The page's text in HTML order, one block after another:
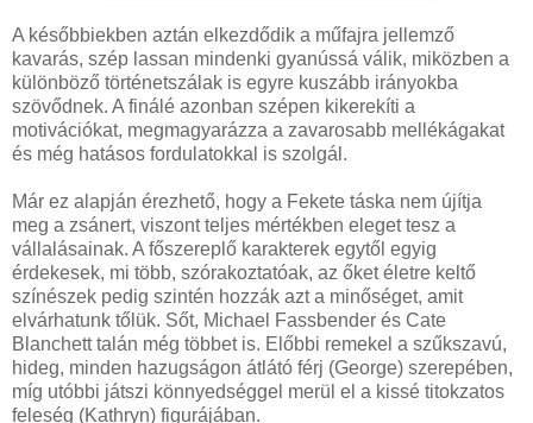
A későbbiekben aztán elkezdődik a műfajra jellemző
kavarás, szép lassan mindenki gyanússá válik, miközben a
különböző történetszálak is egyre kuszább irányokba
szövődnek. A finálé azonban szépen kikerekíti a
motivációkat, megmagyarázza a zavarosabb mellékágakat
és még hatásos fordulatokkal is szolgál.
Már ez alapján érezhető, hogy a Fekete táska nem újítja
meg a zsánert, viszont teljes mértékben eleget tesz a
vállalásainak. A főszereplő karakterek egytől egyig
érdekesek, mi több, szórakoztatóak, az őket életre keltő
színészek pedig szintén hozzák azt a minőséget, amit
elvárhatunk tőlük. Sőt, Michael Fassbender és Cate
Blanchett talán még többet is. Előbbi remekel a szűkszavú,
hideg, minden hazugságon átlátó férj (George) szerepében,
míg utóbbi játszi könnyedséggel merül el a kissé titokzatos
feleség (Kathryn) figurájában.